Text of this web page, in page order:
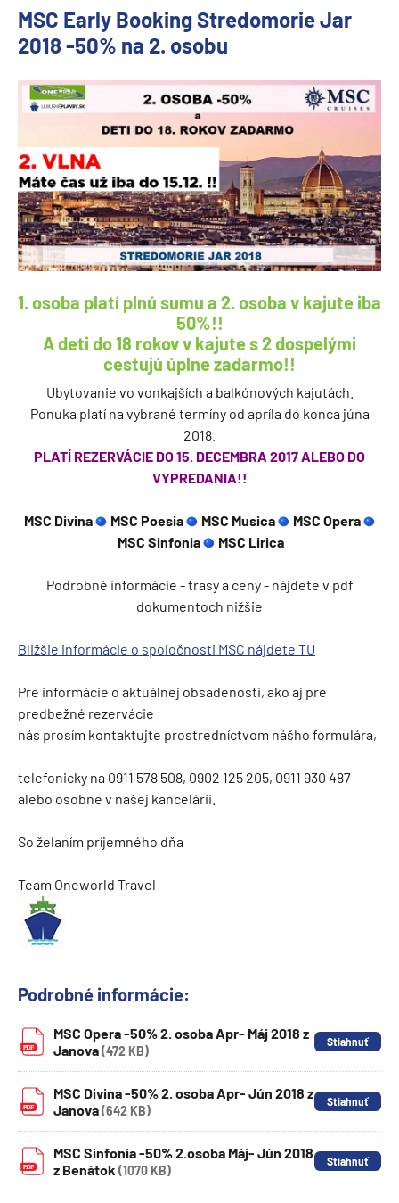
MSC Early Booking Stredomorie Jar
2018 -50% na 2. osobu
1. osoba platí plnú sumu a 2. osoba v kajute iba
50%!!
A deti do 18 rokov v kajute s 2 dospelými
cestujú úplne zadarmo!!
Ubytovanie vo vonkajších a balkónových kajutách.
Ponuka platí na vybrané termíny od apríla do konca júna
2018.
PLATÍ REZERVÁCIE DO 15. DECEMBRA 2017 ALEBO DO
VYPREDANIA!!
MSC Divina MSC Poesia MSC Musica
MSC Opera
MSC Sinfonia
MSC Lirica
Podrobné informácie - trasy a ceny - nájdete v pdf
dokumentoch nižšie
Bližšie informácie o spoločnosti MSC nájdete TU
Pre informácie o aktuálnej obsadenosti, ako aj pre
predbežné rezervácie
nás prosím kontaktujte prostredníctvom nášho formulára,
telefonicky na 0911 578 508, 0902 125 205, 0911 930 487
alebo osobne v našej kancelárii.
So želaním príjemného dňa
Team Oneworld Travel
Podrobné informácie:
MSC Opera -50% 2. osoba Apr- Máj 2018 z
Janova(472 KB)
MSC Divina -50% 2. osoba Apr- Jún 2018 z
Janova(642 KB)
MSC Sinfonia -50% 2.osoba Máj- Jún 2018
z Benátok (1070 KB)